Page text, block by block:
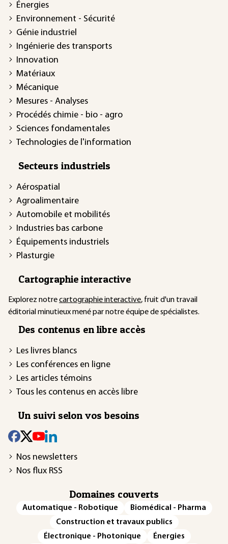
Énergies
Environnement - Sécurité
Génie industriel
Ingénierie des transports
Innovation
Matériaux
Mécanique
Mesures - Analyses
Procédés chimie - bio - agro
Sciences fondamentales
Technologies de l'information
Secteurs industriels
Aérospatial
Agroalimentaire
Automobile et mobilités
Industries bas carbone
Équipements industriels
Plasturgie
Cartographie interactive
Explorez notrecartographie interactive, fruit d'un travail
éditorial minutieux mené par notre équipe de spécialistes.
Des contenus en libre accès
Les livres blancs
Les conférences en ligne
Les articles témoins
Tous les contenus en accès libre
Un suivi selon vos besoins
Nos newsletters
Nos flux RSS
Domaines couverts
Automatique - Robotique
Biomédical - Pharma
Construction et travaux publics
Électronique - Photonique
Énergies